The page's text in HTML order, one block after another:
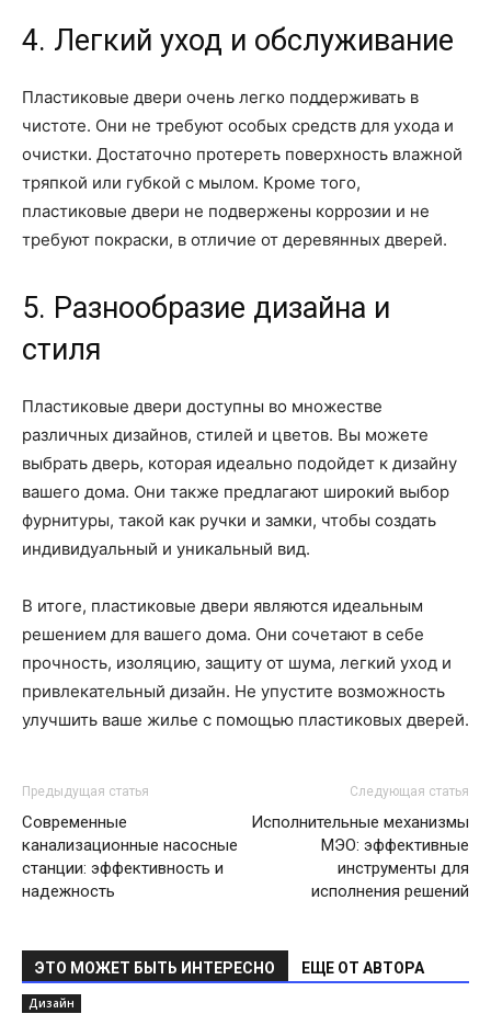
4. Легкий уход и обслуживание
Пластиковые двери очень легко поддерживать в
чистоте. Они не требуют особых средств для ухода и
очистки. Достаточно протереть поверхность влажной
тряпкой или губкой с мылом. Кроме того,
пластиковые двери не подвержены коррозии и не
требуют покраски, в отличие от деревянных дверей.
5. Разнообразие дизайна и
стиля
Пластиковые двери доступны во множестве
различных дизайнов, стилей и цветов. Вы можете
выбрать дверь, которая идеально подойдет к дизайну
вашего дома. Они также предлагают широкий выбор
фурнитуры, такой как ручки и замки, чтобы создать
индивидуальный и уникальный вид.
В итоге, пластиковые двери являются идеальным
решением для вашего дома. Они сочетают в себе
прочность, изоляцию, защиту от шума, легкий уход и
привлекательный дизайн. Не упустите возможность
улучшить ваше жилье с помощью пластиковых дверей.
Предыдущая статья
Современные
канализационные насосные
станции: эффективность и
надежность
Следующая статья
Исполнительные механизмы
МЭО: эффективные
инструменты для
исполнения решений
ЭТО МОЖЕТ БЫТЬ ИНТЕРЕСНО ЕЩЕ ОТ АВТОРА
Дизайн